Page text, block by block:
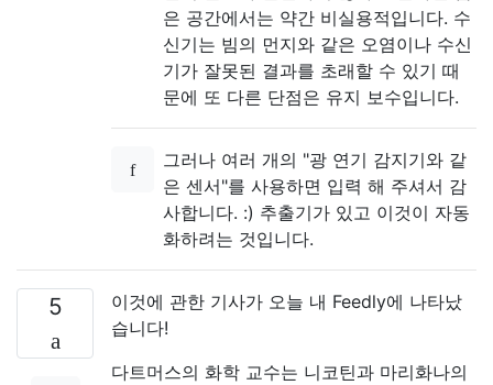
은 공간에서는 약간 비실용적입니다. 수
신기는 빔의 먼지와 같은 오염이나 수신
기가 잘못된 결과를 초래할 수 있기 때
문에 또 다른 단점은 유지 보수입니다.
그러나 여러 개의 "광 연기 감지기와 같
은 센서"를 사용하면 입력 해 주셔서 감
사합니다. :) 추출기가 있고 이것이 자동
화하려는 것입니다.
5
이것에 관한 기사가 오늘 내 Feedly에 나타났
습니다!
다트머스의 화학 교수는 니코틴과 마리화나의